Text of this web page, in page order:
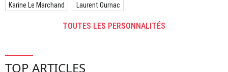
Karine Le Marchand Laurent Ournac
TOUTES LES PERSONNALITÉS
TOP ARTICLES